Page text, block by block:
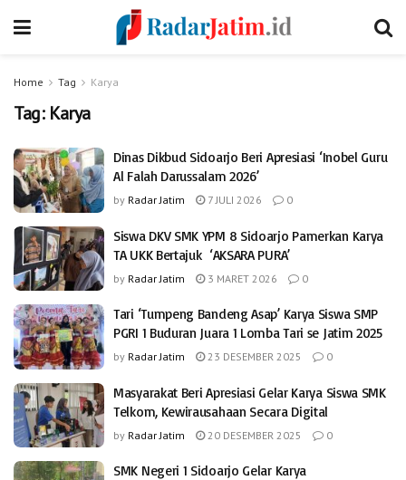
Home Tag Karya
Tag: Karya
Dinas Dikbud Sidoarjo Beri Apresiasi ‘Inobel Guru
Al Falah Darussalam 2026’
by Radar Jatim 7 JULI 2026 0
Siswa DKV SMK YPM 8 Sidoarjo Pamerkan Karya
TA UKK Bertajuk ‘AKSARA PURA’
by Radar Jatim 3 MARET 2026 0
Tari ‘Tumpeng Bandeng Asap’ Karya Siswa SMP
PGRI 1 Buduran Juara 1 Lomba Tari se Jatim 2025
by Radar Jatim 23 DESEMBER 2025 0
Masyarakat Beri Apresiasi Gelar Karya Siswa SMK
Telkom, Kewirausahaan Secara Digital
by Radar Jatim 20 DESEMBER 2025 0
SMK Negeri 1 Sidoarjo Gelar Karya